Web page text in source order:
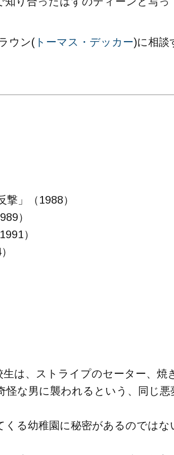
ウン( トーマス・デッカー)に相談
」（1988）
）
）
は、ストライプのセーター、焼
怪な男に襲われるという、同じ悪
くる幼稚園に秘密があるのではな